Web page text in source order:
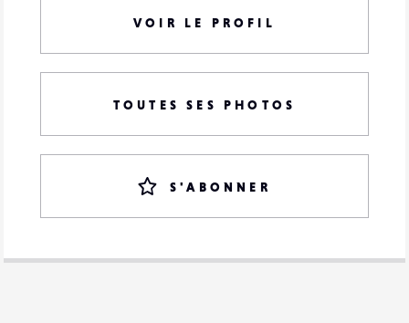
VOIR LE PROFIL
TOUTES SES PHOTOS
S'ABONNER